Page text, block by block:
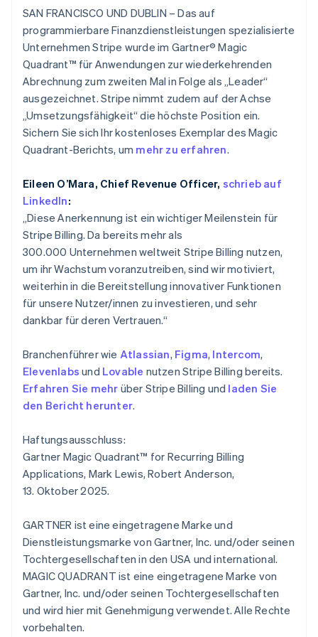
Atlas
Start-up-Gründung
Climate
Identity
Online-Identitätsprüfung
Stripe-Sessions 2026
Jetzt ansehen
Ecosystem
Stripe App-Marktplatz
SAN FRANCISCO UND DUBLIN – Das auf
programmierbare Finanzdienstleistungen spezialisierte
Unternehmen Stripe wurde im Gartner® Magic
Quadrant™ für Anwendungen zur wiederkehrenden
Abrechnung zum zweiten Mal in Folge als „Leader“
ausgezeichnet. Stripe nimmt zudem auf der Achse
„Umsetzungsfähigkeit“ die höchste Position ein.
Sichern Sie sich Ihr kostenloses Exemplar des Magic
Quadrant-Berichts, um mehr zu erfahren.
Eileen O’Mara, Chief Revenue Officer, schrieb auf
LinkedIn:
„Diese Anerkennung ist ein wichtiger Meilenstein für
Stripe Billing. Da bereits mehr als
300.000 Unternehmen weltweit Stripe Billing nutzen,
um ihr Wachstum voranzutreiben, sind wir motiviert,
weiterhin in die Bereitstellung innovativer Funktionen
für unsere Nutzer/innen zu investieren, und sehr
dankbar für deren Vertrauen.“
Branchenführer wie Atlassian, Figma, Intercom,
Elevenlabs und Lovable nutzen Stripe Billing bereits.
Erfahren Sie mehr über Stripe Billing und laden Sie
den Bericht herunter.
Haftungsausschluss:
Gartner Magic Quadrant™ for Recurring Billing
Applications, Mark Lewis, Robert Anderson,
13. Oktober 2025.
GARTNER ist eine eingetragene Marke und
Dienstleistungsmarke von Gartner, Inc. und/oder seinen
Tochtergesellschaften in den USA und international.
MAGIC QUADRANT ist eine eingetragene Marke von
Gartner, Inc. und/oder seinen Tochtergesellschaften
und wird hier mit Genehmigung verwendet. Alle Rechte
vorbehalten.
Finnland
EnglishSvenska
Frankreich
Français English
Gibraltar
English
Griechenland
English
Indien
English
English
Italien
Italiano
Japan
日本語English
Kanada
EnglishFrançais
Kroatien
EnglishItaliano
Lettland
English
DeutschEnglish
Litauen
English
Luxemburg
FrançaisDeutschEnglish
English简体中文
Malta
English
Mexiko
EspañolEnglish
English
Niederlande
NederlandsEnglish
Norwegen
English
Österreich
DeutschEnglish
Polen